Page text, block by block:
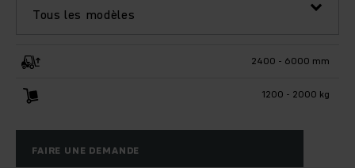
Tous les modèles
2400 - 6000 mm
1200 - 2000 kg
FAIRE UNE DEMANDE